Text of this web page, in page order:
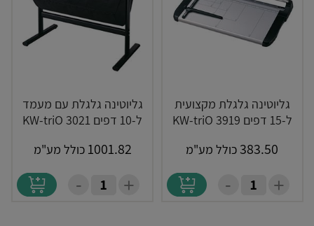
גליוטינה גלגלת מקצועית
ל-15 דפים KW-triO 3919
383.50 כולל מע"מ
+
-
גליוטינה גלגלת עם מעמד
ל-10 דפים KW-triO 3021
1001.82 כולל מע"מ
+
-